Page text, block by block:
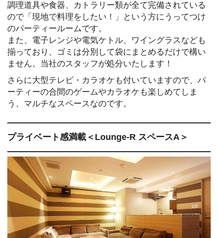
調理道具や食器、カトラリー類が全て完備されている
ので「現地で料理をしたい！」という方にうってつけ
のパーティールームです。
また、電子レンジや電気ケトル、ワイングラスなども
揃っており、ゴミは分別して袋にまとめるだけで構い
ません。当社のスタッフが処分いたします！
さらに大型テレビ・カラオケも付いていますので、パ
ーティーの合間のゲームやカラオケも楽しめてしま
う、マルチなスペースなのです。
プライベート感満載＜Lounge-R スペースA＞